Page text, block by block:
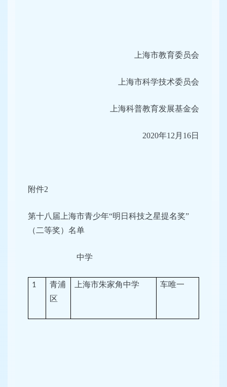
上海市教育委员会
上海市科学技术委员会
上海科普教育发展基金会
2020年12月16日
附件2
第十八届上海市青少年“明日科技之星提名奖”
（二等奖）名单
中学
1
青浦
区
上海市朱家角中学 车唯一